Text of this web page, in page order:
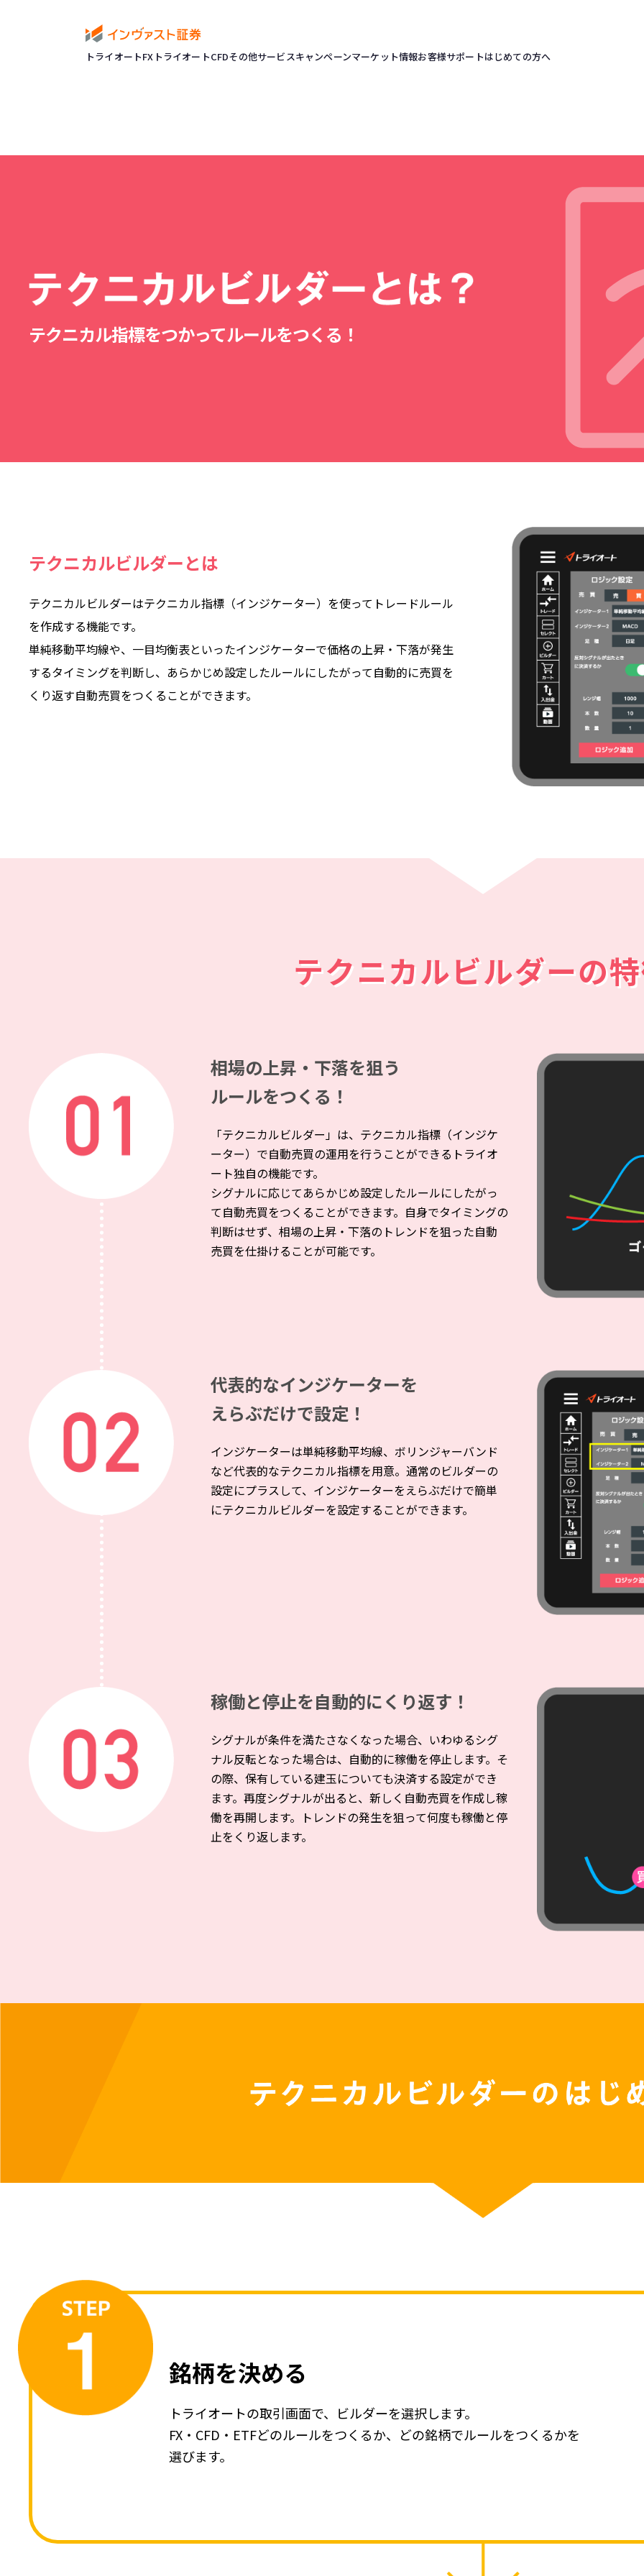
トライオートFX トライオートCFDその他サービスキャンペーンマーケット情報お客様サポートはじめての方へ
テクニカル指標をつかってルールをつくる！
テクニカルビルダーとは
テクニカルビルダーはテクニカル指標（インジケーター）を使ってトレードルール
を作成する機能です。
単純移動平均線や、一目均衡表といったインジケーターで価格の上昇・下落が発生
するタイミングを判断し、あらかじめ設定したルールにしたがって自動的に売買を
くり返す自動売買をつくることができます。
テクニカルビルダーの
相場の上昇・下落を狙う
ルールをつくる！
「テクニカルビルダー」は、テクニカル指標（インジケ
ーター）で自動売買の運用を行うことができるトライオ
ート独自の機能です。
シグナルに応じてあらかじめ設定したルールにしたがっ
て自動売買をつくることができます。自身でタイミングの
判断はせず、相場の上昇・下落のトレンドを狙った自動
売買を仕掛けることが可能です。
代表的なインジケーターを
えらぶだけで設定！
インジケーターは単純移動平均線、ボリンジャーバンド
など代表的なテクニカル指標を用意。通常のビルダーの
設定にプラスして、インジケーターをえらぶだけで簡単
にテクニカルビルダーを設定することができます。
稼働と停止を自動的にくり返す！
シグナルが条件を満たさなくなった場合、いわゆるシグ
ナル反転となった場合は、自動的に稼働を停止します。そ
の際、保有している建玉についても決済する設定ができ
ます。再度シグナルが出ると、新しく自動売買を作成し稼
働を再開します。トレンドの発生を狙って何度も稼働と停
止をくり返します。
銘柄を決める
トライオートの取引画面で、ビルダーを選択します。
FX・CFD・ETFどのルールをつくるか、どの銘柄でルールをつくるかを
選びます。